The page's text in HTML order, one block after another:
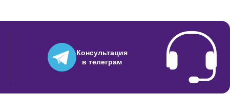
Консультация
в телеграм